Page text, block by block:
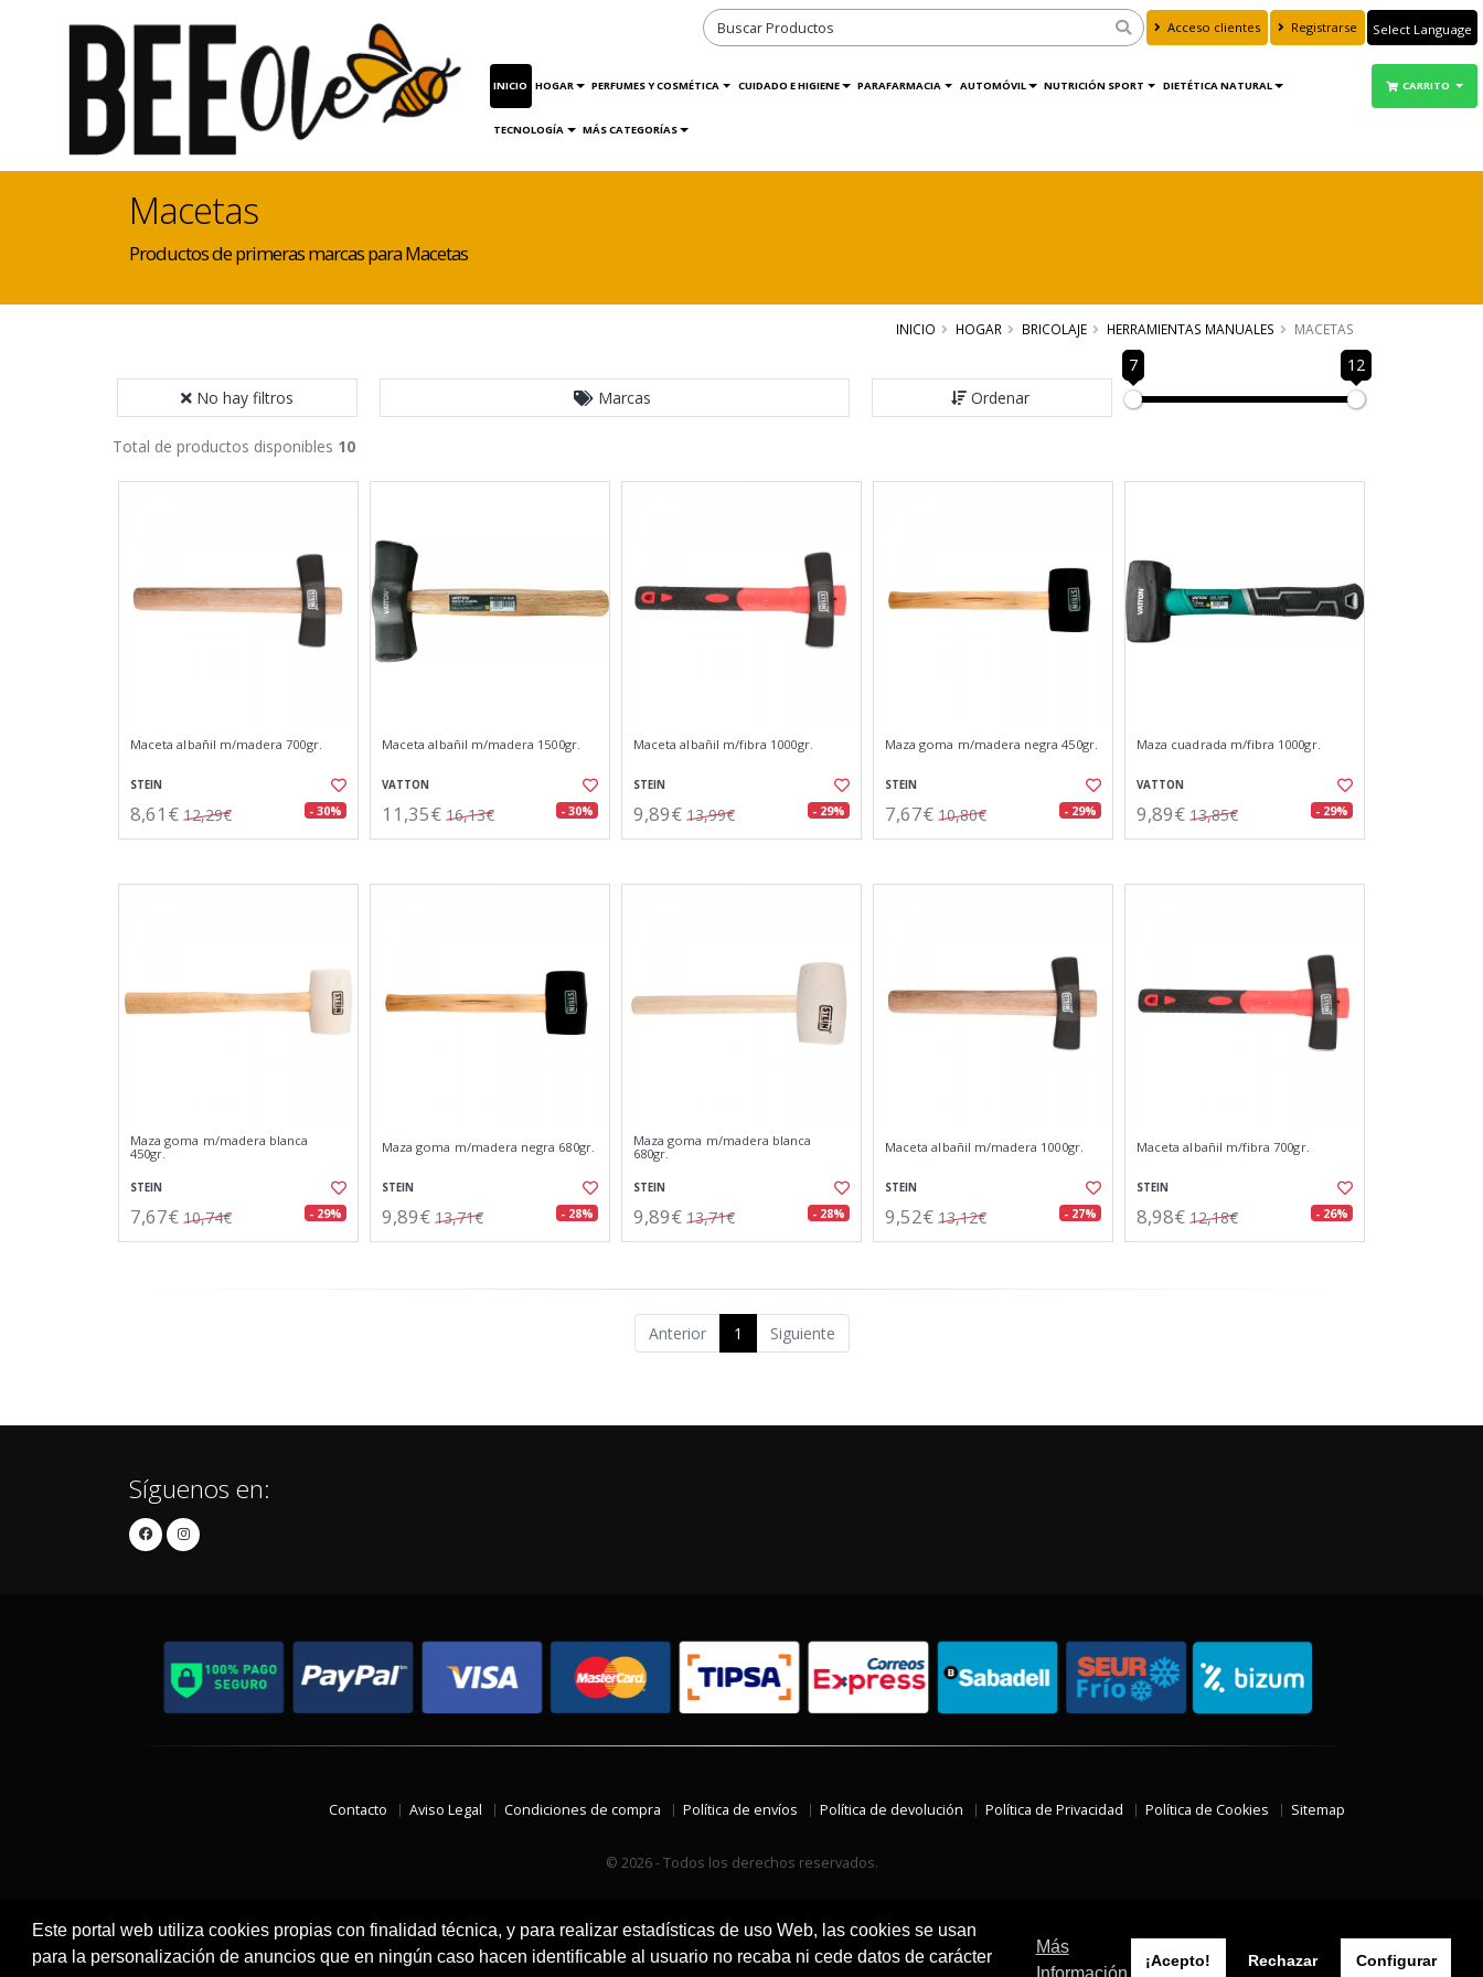
Este portal web utiliza cookies propias con finalidad técnica, y para realizar estadísticas de uso Web, las cookies se usan
para la personalización de anuncios que en ningún caso hacen identificable al usuario no recaba ni cede datos de carácter
Más
Información
¡Acepto! Rechazar Configurar
Acceso clientes Registrarse
Translate
INICIO HOGAR PERFUMES Y COSMÉTICA CUIDADO E HIGIENE PARAFARMACIA AUTOMÓVIL NUTRICIÓN SPORT DIETÉTICA NATURAL
TECNOLOGÍA MÁS CATEGORÍAS
CARRITO
Macetas
Productos de primeras marcas para Macetas
INICIO HOGAR BRICOLAJE HERRAMIENTAS MANUALES MACETAS
No hay filtros Marcas Ordenar
7 12
Total de productos disponibles 10
Maceta albañil m/madera 700gr.
STEIN
8,61€ 12,29€ - 30%
Maceta albañil m/madera 1500gr.
VATTON
11,35€ 16,13€ - 30%
Maceta albañil m/fibra 1000gr.
STEIN
9,89€ 13,99€ - 29%
Maza goma m/madera negra 450gr.
STEIN
7,67€ 10,80€ - 29%
Maza cuadrada m/fibra 1000gr.
VATTON
9,89€ 13,85€ - 29%
Maza goma m/madera blanca
450gr.
STEIN
7,67€ 10,74€ - 29%
Maza goma m/madera negra 680gr.
STEIN
9,89€ 13,71€ - 28%
Maza goma m/madera blanca
680gr.
STEIN
9,89€ 13,71€ - 28%
Maceta albañil m/madera 1000gr.
STEIN
9,52€ 13,12€ - 27%
Maceta albañil m/fibra 700gr.
STEIN
8,98€ 12,18€ - 26%
Anterior 1 Siguiente
Síguenos en:
Contacto Aviso Legal Condiciones de compra Política de envíos Política de devolución Política de Privacidad Política de Cookies Sitemap
© 2026 - Todos los derechos reservados.